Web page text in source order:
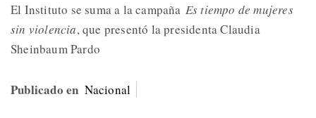
El Instituto se suma a la campaña Es tiempo de mujeres
sin violencia, que presentó la presidenta Claudia
Sheinbaum Pardo
Publicado en Nacional